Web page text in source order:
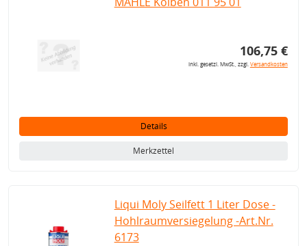
106,75 €
inkl. gesetzl. MwSt., zzgl.Versandkosten
Details
Merkzettel
Liqui Moly Seilfett 1 Liter Dose -
Hohlraumversiegelung -Art.Nr.
6173